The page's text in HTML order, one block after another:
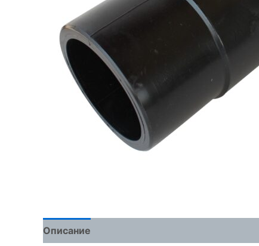
Описание